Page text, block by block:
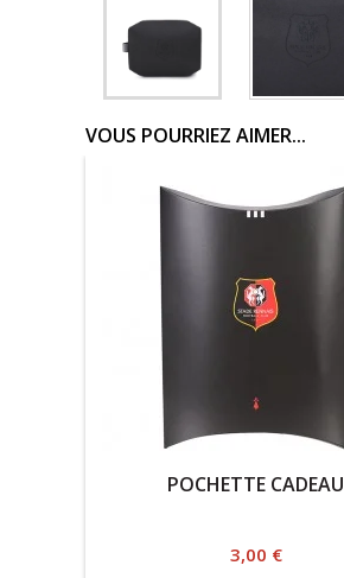
VOUS POURRIEZ AIMER...
POCHETTE CADEAU
Prix
3,00 €